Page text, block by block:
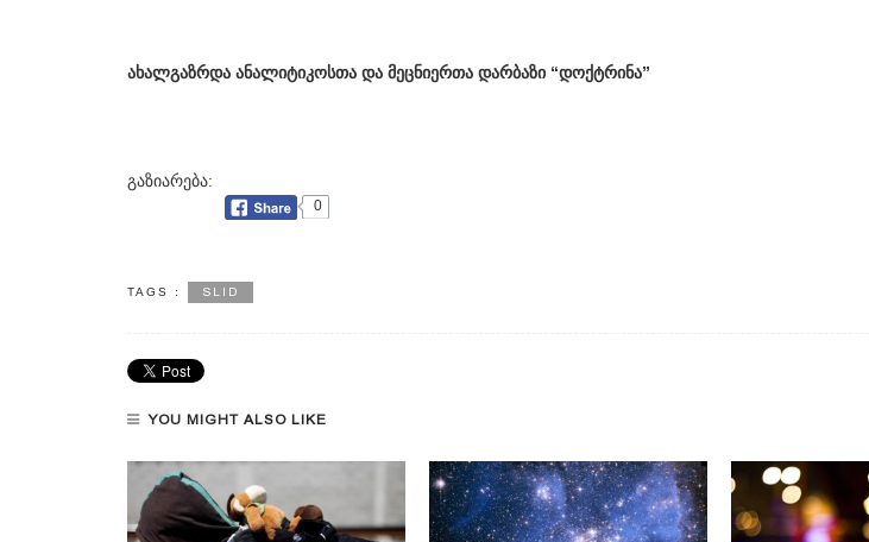
ახალგაზრდა ანალიტიკოსთა და მეცნიერთა დარბაზი “დოქტრინა”
გაზიარება:
0
TAGS : SLID
YOU MIGHT ALSO LIKE